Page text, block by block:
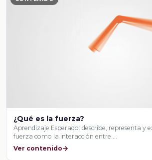
¿Qué es la fuerza?
Aprendizaje Esperado: describe, representa y
fuerza como la interacción entre …
Ver contenido